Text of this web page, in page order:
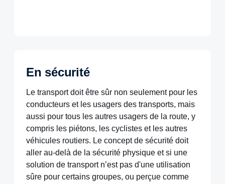
En sécurité
Le transport doit être sûr non seulement pour les
conducteurs et les usagers des transports, mais
aussi pour tous les autres usagers de la route, y
compris les piétons, les cyclistes et les autres
véhicules routiers. Le concept de sécurité doit
aller au-delà de la sécurité physique et si une
solution de transport n’est pas d'une utilisation
sûre pour certains groupes, ou perçue comme